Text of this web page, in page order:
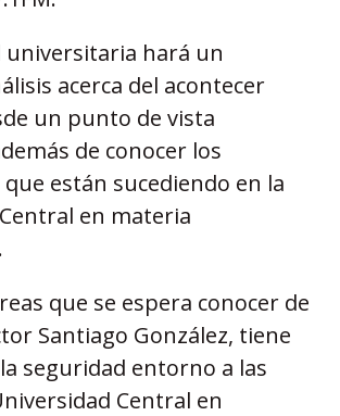
universitaria hará un
acerca del acontecer
un punto de vista
de conocer los
están sucediendo en la
en materia
que se espera conocer de
Santiago González, tiene
seguridad entorno a las
Central en